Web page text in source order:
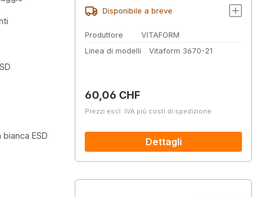
ESD
Disponibile a breve
Produttore
VITAFORM
Linea di modelli
Vitaform 3670-21
Prezzo normale:
60,06 CHF
Prezzi escl. IVA più costi di spedizione
Dettagli